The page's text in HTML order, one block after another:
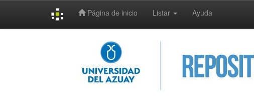
Página de inicio Listar Ayuda